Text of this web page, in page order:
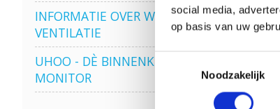
social media,
op basis van uw
Noodzakelijk
INFORMATIE OVER WTW
VENTILATIE
UHOO - DÈ BINNENKLIMAAT
MONITOR